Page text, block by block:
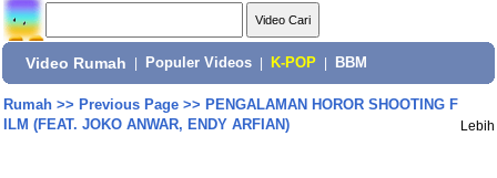
Video Rumah Populer Videos K-POP BBM
Rumah>> Previous Page>> PENGALAMAN HOROR SHOOTING F
ILM (FEAT. JOKO ANWAR, ENDY ARFIAN)
Lebih